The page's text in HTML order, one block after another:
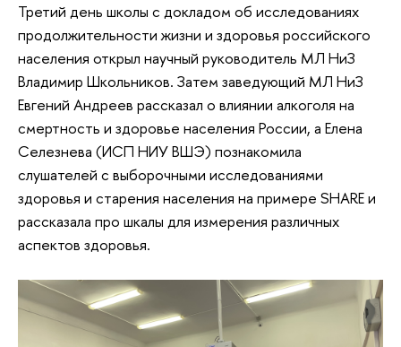
Третий день школы с докладом об исследованиях
продолжительности жизни и здоровья российского
населения открыл научный руководитель МЛ НиЗ
Владимир Школьников. Затем заведующий МЛ НиЗ
Евгений Андреев рассказал о влиянии алкоголя на
смертность и здоровье населения России, а Елена
Селезнева (ИСП НИУ ВШЭ) познакомила
слушателей с выборочными исследованиями
здоровья и старения населения на примере SHARE и
рассказала про шкалы для измерения различных
аспектов здоровья.